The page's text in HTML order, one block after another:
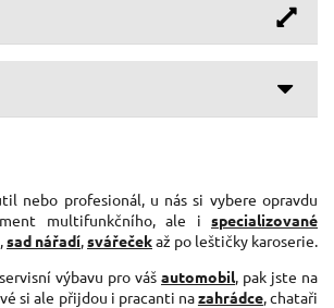
nebo profesionál, u nás si vybere opravdu
multifunkčního, ale i specializované
sad nářadí,svářečekaž po leštičky karoserie.
výbavu pro váš automobil, pak jste na
si ale přijdou i pracanti nazahrádce, chataři